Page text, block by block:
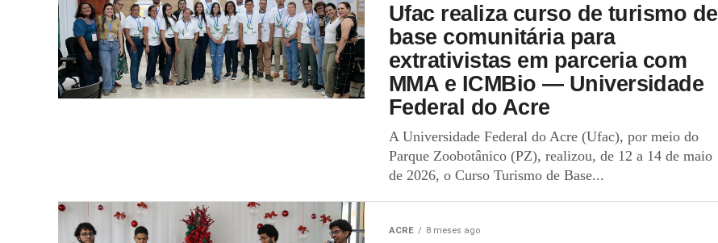
Ufac realiza curso de turismo de
base comunitária para
extrativistas em parceria com
MMA e ICMBio — Universidade
Federal do Acre
A Universidade Federal do Acre (Ufac), por meio do
Parque Zoobotânico (PZ), realizou, de 12 a 14 de maio
de 2026, o Curso Turismo de Base...
ACRE 8 meses ago